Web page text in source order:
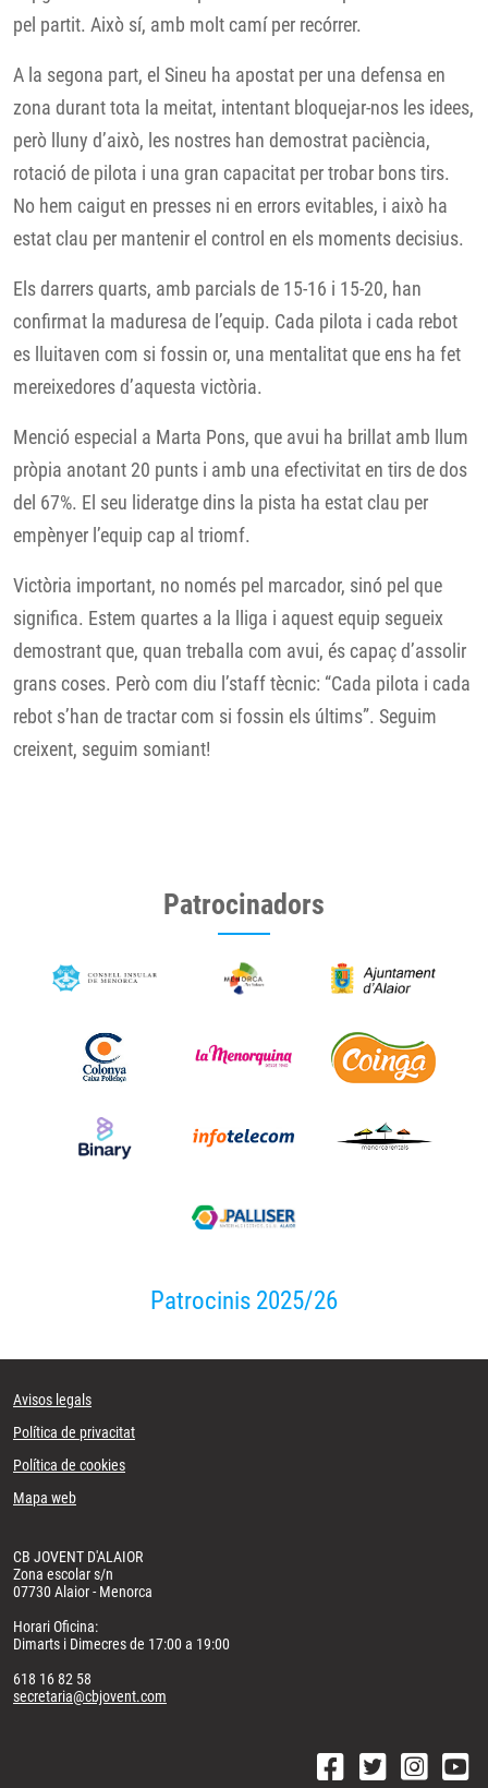
pel partit. Això sí, amb molt camí per recórrer.
A la segona part, el Sineu ha apostat per una defensa en
zona durant tota la meitat, intentant bloquejar-nos les idees,
però lluny d’això, les nostres han demostrat paciència,
rotació de pilota i una gran capacitat per trobar bons tirs.
No hem caigut en presses ni en errors evitables, i això ha
estat clau per mantenir el control en els moments decisius.
Els darrers quarts, amb parcials de 15-16 i 15-20, han
confirmat la maduresa de l’equip. Cada pilota i cada rebot
es lluitaven com si fossin or, una mentalitat que ens ha fet
mereixedores d’aquesta victòria.
Menció especial a Marta Pons, que avui ha brillat amb llum
pròpia anotant 20 punts i amb una efectivitat en tirs de dos
del 67%. El seu lideratge dins la pista ha estat clau per
empènyer l’equip cap al triomf.
Victòria important, no només pel marcador, sinó pel que
significa. Estem quartes a la lliga i aquest equip segueix
demostrant que, quan treballa com avui, és capaç d’assolir
grans coses. Però com diu l’staff tècnic: “Cada pilota i cada
rebot s’han de tractar com si fossin els últims”. Seguim
creixent, seguim somiant!
Patrocinadors
Patrocinis 2025/26
Avisos legals
Política de privacitat
Política de cookies
Mapa web
CB JOVENT D'ALAIOR
Zona escolar s/n
07730 Alaior - Menorca
Horari Oficina:
Dimarts i Dimecres de 17:00 a 19:00
618 16 82 58
secretaria@cbjovent.com